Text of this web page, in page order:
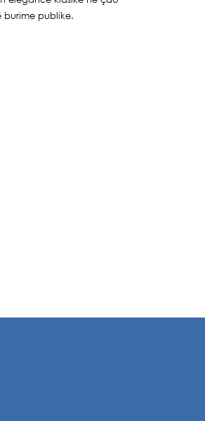
burime publike.